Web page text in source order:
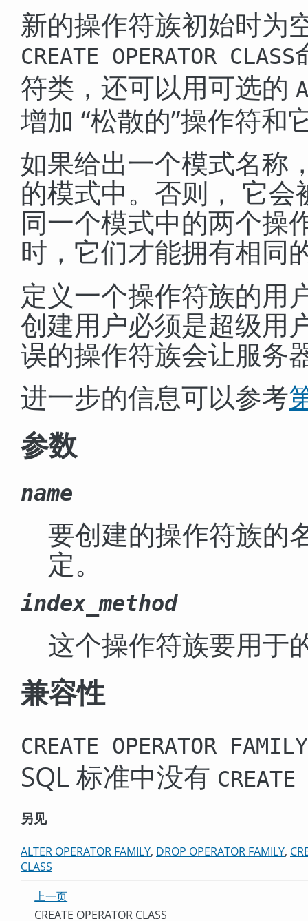
新的操作符族初始时为
CREATE OPERATOR CLASS
符类，还可以用可选的
增加 “松散的”操作符和
如果给出一个模式名称
的模式中。否则， 它
同一个模式中的两个操
时，它们才能拥有相同
定义一个操作符族的用
创建用户必须是超级用
误的操作符族会让服务
进一步的信息可以参考
参数
name
要创建的操作符族的
定。
index_method
这个操作符族要用于
兼容性
CREATE OPERATOR FAMILY
SQL 标准中没有
另见
ALTER OPERATOR FAMILY, DROP OPERATOR FAMILY,
CLASS
上一页
CREATE OPERATOR CLASS